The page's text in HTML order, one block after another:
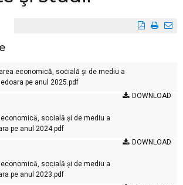
economică, socială și de mediu a
pe anul 2025.pdf
DOWNLOAD
socială și de mediu a
pe anul 2024.pdf
DOWNLOAD
socială și de mediu a
pe anul 2023.pdf